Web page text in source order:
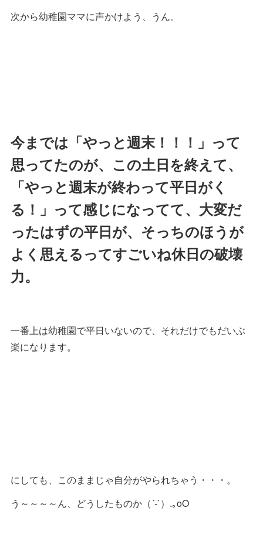
次から幼稚園ママに声かけよう、うん。
今までは「やっと週末！！！」って
思ってたのが、この土日を終えて、
「やっと週末が終わって平日がく
る！」って感じになってて、大変だ
ったはずの平日が、そっちのほうが
よく思えるってすごいね休日の破壊
力。
一番上は幼稚園で平日いないので、それだけでもだいぶ
楽になります。
にしても、このままじゃ自分がやられちゃう・・・。
う～～～～ん、どうしたものか（´-`）.｡oO